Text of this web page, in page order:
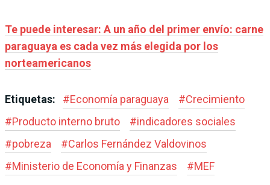
Te puede interesar: A un año del primer envío: carne
paraguaya es cada vez más elegida por los
norteamericanos
Etiquetas: #Economía paraguaya #Crecimiento
#Producto interno bruto #indicadores sociales
#pobreza #Carlos Fernández Valdovinos
#Ministerio de Economía y Finanzas #MEF